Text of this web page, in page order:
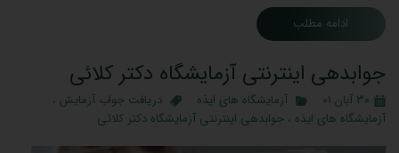
ادامه مطلب
جوابدهی اینترنتی آزمایشگاه دکتر کلائی
۳۰ آبان ۰۱ آزمایشگاه های ایذه دریافت جواب آزمایش ،
آزمایشگاه های ایذه ، جوابدهی اینترنتی آزمایشگاه دکتر کلائی